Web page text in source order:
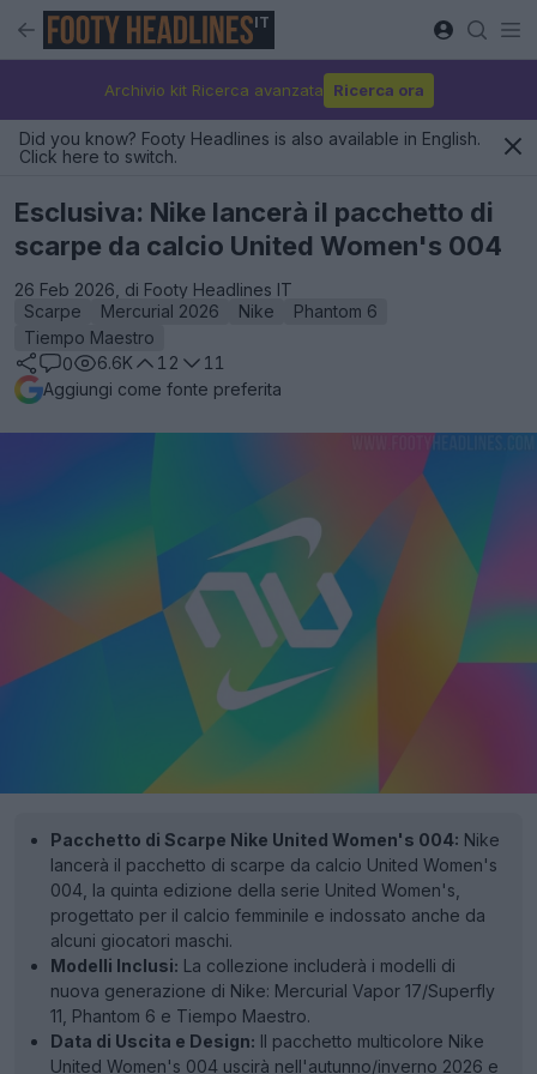
IT
Archivio kit Ricerca avanzata Ricerca ora
Did you know? Footy Headlines is also available in English.
Click here to switch.
Esclusiva: Nike lancerà il pacchetto di
scarpe da calcio United Women's 004
26 Feb 2026, di Footy Headlines IT
Scarpe
Mercurial 2026 Nike
Phantom 6
Tiempo Maestro
0
6.6K 12
11
Aggiungi come fonte preferita
Pacchetto di Scarpe Nike United Women's 004: Nike
lancerà il pacchetto di scarpe da calcio United Women's
004, la quinta edizione della serie United Women's,
progettato per il calcio femminile e indossato anche da
alcuni giocatori maschi.
Modelli Inclusi: La collezione includerà i modelli di
nuova generazione di Nike: Mercurial Vapor 17/Superfly
11, Phantom 6 e Tiempo Maestro.
Data di Uscita e Design: Il pacchetto multicolore Nike
United Women's 004 uscirà nell'autunno/inverno 2026 e